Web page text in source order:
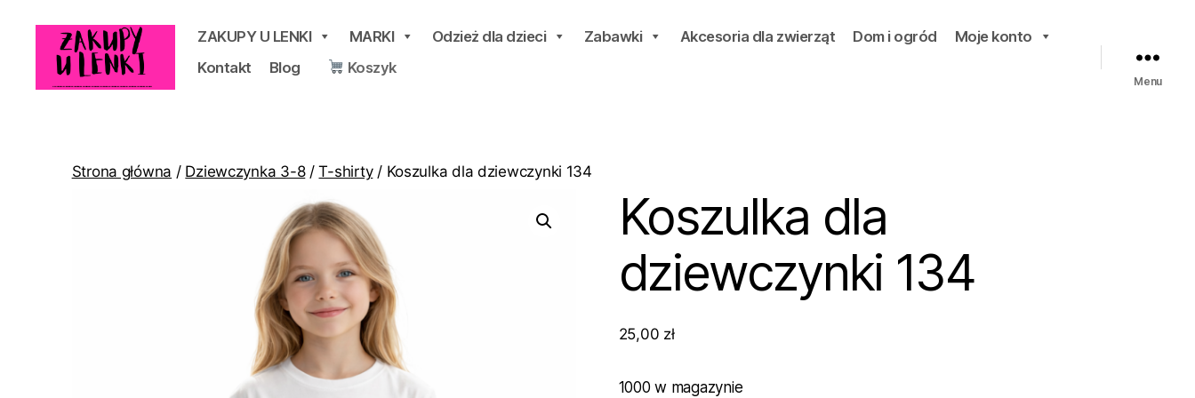
ZAKUPY U LENKI MARKI Odzież dla dzieci Zabawki Akcesoria dla zwierząt Dom i ogród
Moje konto
Kontakt
Blog Koszyk
Menu
Strona główna / Dziewczynka 3-8/T-shirty/ Koszulka dla dziewczynki 134
Koszulka dla
dziewczynki 134
25,00 zł
1000 w magazynie